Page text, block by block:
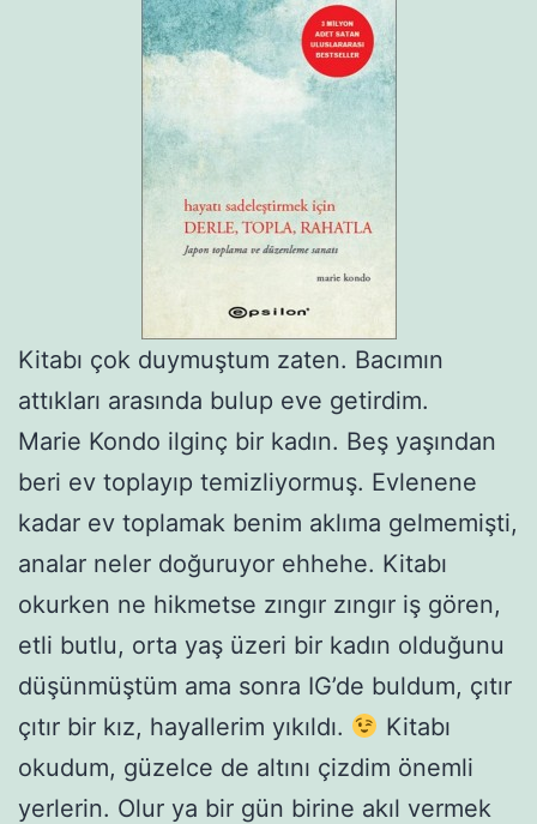
Kitabı çok duymuştum zaten. Bacımın
attıkları arasında bulup eve getirdim.
Marie Kondo ilginç bir kadın. Beş yaşından
beri ev toplayıp temizliyormuş. Evlenene
kadar ev toplamak benim aklıma gelmemişti,
analar neler doğuruyor ehhehe. Kitabı
okurken ne hikmetse zıngır zıngır iş gören,
etli butlu, orta yaş üzeri bir kadın olduğunu
düşünmüştüm ama sonra IG’de buldum, çıtır
çıtır bir kız, hayallerim yıkıldı.
Kitabı
okudum, güzelce de altını çizdim önemli
yerlerin. Olur ya bir gün birine akıl vermek